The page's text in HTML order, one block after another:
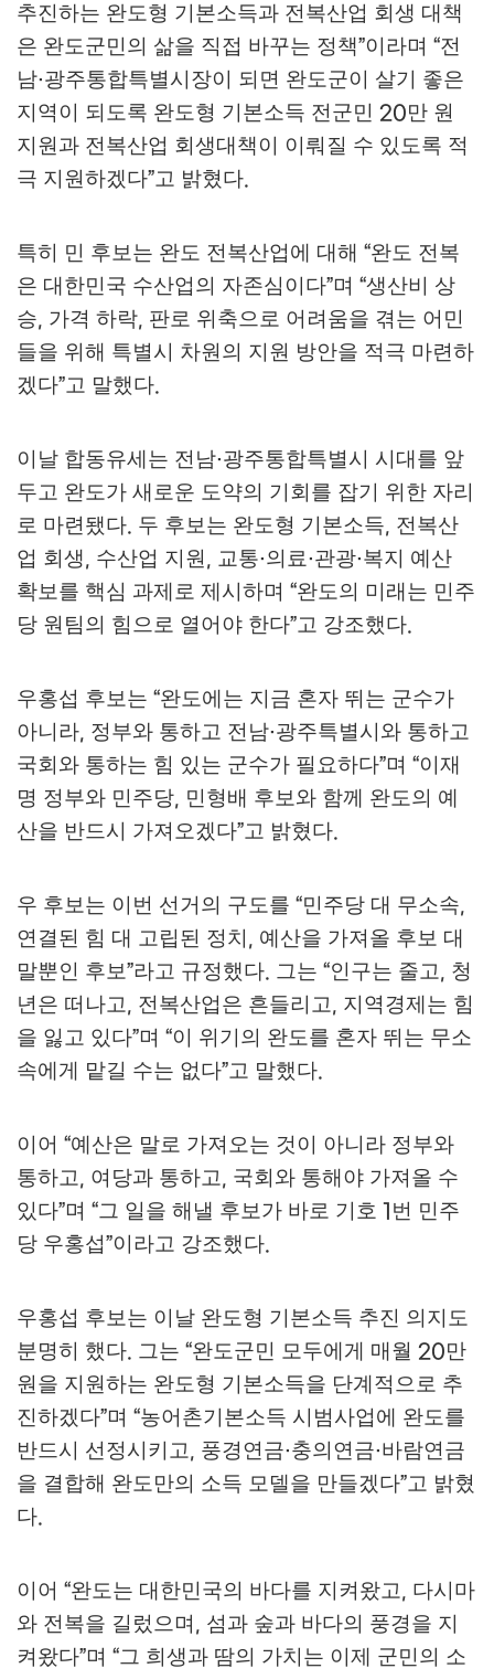
추진하는 완도형 기본소득과 전복산업 회생 대책
은 완도군민의 삶을 직접 바꾸는 정책”이라며 “전
남·광주통합특별시장이 되면 완도군이 살기 좋은
지역이 되도록 완도형 기본소득 전군민 20만 원
지원과 전복산업 회생대책이 이뤄질 수 있도록 적
극 지원하겠다”고 밝혔다.
특히 민 후보는 완도 전복산업에 대해 “완도 전복
은 대한민국 수산업의 자존심이다”며 “생산비 상
승, 가격 하락, 판로 위축으로 어려움을 겪는 어민
들을 위해 특별시 차원의 지원 방안을 적극 마련하
겠다”고 말했다.
이날 합동유세는 전남·광주통합특별시 시대를 앞
두고 완도가 새로운 도약의 기회를 잡기 위한 자리
로 마련됐다. 두 후보는 완도형 기본소득, 전복산
업 회생, 수산업 지원, 교통·의료·관광·복지 예산
확보를 핵심 과제로 제시하며 “완도의 미래는 민주
당 원팀의 힘으로 열어야 한다”고 강조했다.
우홍섭 후보는 “완도에는 지금 혼자 뛰는 군수가
아니라, 정부와 통하고 전남·광주특별시와 통하고
국회와 통하는 힘 있는 군수가 필요하다”며 “이재
명 정부와 민주당, 민형배 후보와 함께 완도의 예
산을 반드시 가져오겠다”고 밝혔다.
우 후보는 이번 선거의 구도를 “민주당 대 무소속,
연결된 힘 대 고립된 정치 , 예산을 가져올 후보 대
말뿐인 후보”라고 규정했다. 그는 “인구는 줄고, 청
년은 떠나고, 전복산업은 흔들리고, 지역경제는 힘
을 잃고 있다”며 “이 위기의 완도를 혼자 뛰는 무소
속에게 맡길 수는 없다”고 말했다.
이어 “예산은 말로 가져오는 것이 아니라 정부와
통하고, 여당과 통하고, 국회와 통해야 가져올 수
있다”며 “그 일을 해낼 후보가 바로 기호 1 번 민주
당 우홍섭”이라고 강조했다.
우홍섭 후보는 이날 완도형 기본소득 추진 의지도
분명히 했다. 그는 “완도군민 모두에게 매월 20만
원을 지원하는 완도형 기본소득을 단계적으로 추
진하겠다”며 “농어촌기본소득 시범사업에 완도를
반드시 선정시키고, 풍경연금·충의연금·바람연금
을 결합해 완도만의 소득 모델을 만들겠다”고 밝혔
다.
이어 “완도는 대한민국의 바다를 지켜왔고, 다시마
와 전복을 길렀으며 , 섬과 숲과 바다의 풍경을 지
켜왔다”며 “그 희생과 땀의 가치는 이제 군민의 소